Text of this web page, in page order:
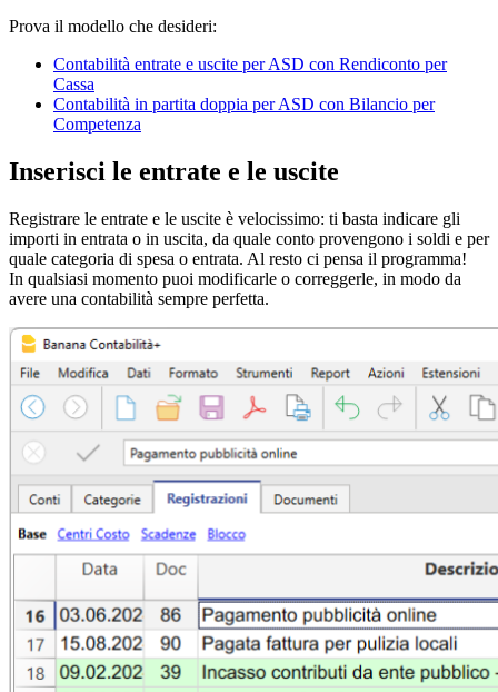
Prova il modello che desideri:
Contabilità entrate e uscite per ASD con Rendiconto per
Cassa
Contabilità in partita doppia per ASD con Bilancio per
Competenza
Inserisci le entrate e le uscite
Registrare le entrate e le uscite è velocissimo: ti basta indicare gli
importi in entrata o in uscita, da quale conto provengono i soldi e per
quale categoria di spesa o entrata. Al resto ci pensa il programma!
In qualsiasi momento puoi modificarle o correggerle, in modo da
avere una contabilità sempre perfetta.